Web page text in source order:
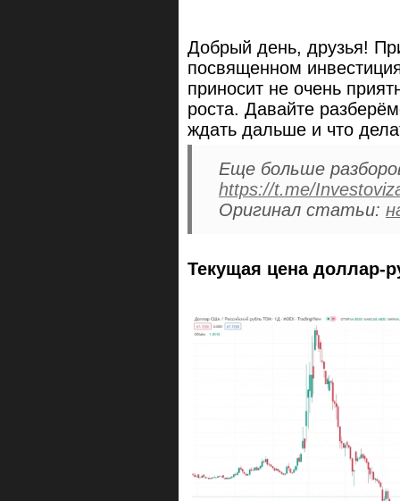
Добрый день, друзья!
посвященном
приносит не очень
роста. Давайте
ждать дальше и что
Еще больше
https://t.me/
Оригинал статьи:
Текущая цена доллар-